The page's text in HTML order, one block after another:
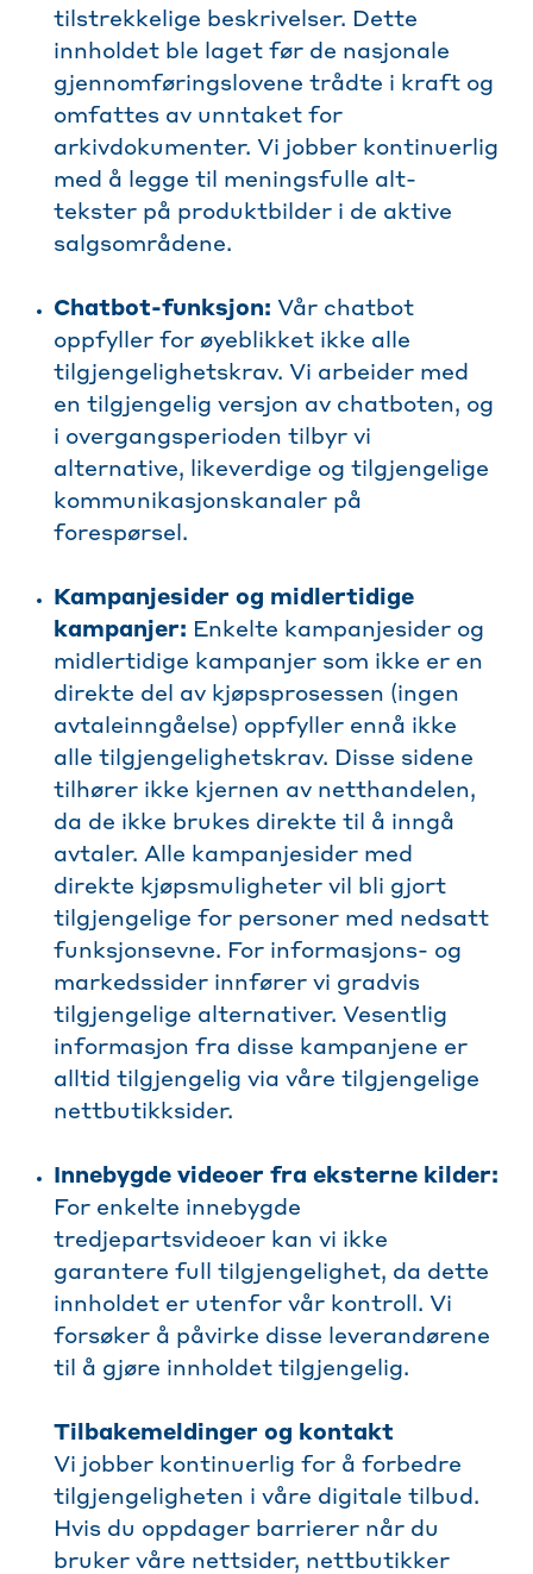
tilstrekkelige beskrivelser. Dette
innholdet ble laget før de nasjonale
gjennomføringslovene trådte i kraft og
omfattes av unntaket for
arkivdokumenter. Vi jobber kontinuerlig
med å legge til meningsfulle alt-
tekster på produktbilder i de aktive
salgsområdene.
Chatbot-funksjon: Vår chatbot
oppfyller for øyeblikket ikke alle
tilgjengelighetskrav. Vi arbeider med
en tilgjengelig versjon av chatboten, og
i overgangsperioden tilbyr vi
alternative, likeverdige og tilgjengelige
kommunikasjonskanaler på
forespørsel.
Kampanjesider og midlertidige
kampanjer: Enkelte kampanjesider og
midlertidige kampanjer som ikke er en
direkte del av kjøpsprosessen (ingen
avtaleinngåelse) oppfyller ennå ikke
alle tilgjengelighetskrav. Disse sidene
tilhører ikke kjernen av netthandelen,
da de ikke brukes direkte til å inngå
avtaler. Alle kampanjesider med
direkte kjøpsmuligheter vil bli gjort
tilgjengelige for personer med nedsatt
funksjonsevne. For informasjons- og
markedssider innfører vi gradvis
tilgjengelige alternativer. Vesentlig
informasjon fra disse kampanjene er
alltid tilgjengelig via våre tilgjengelige
nettbutikksider.
Innebygde videoer fra eksterne kilder:
For enkelte innebygde
tredjepartsvideoer kan vi ikke
garantere full tilgjengelighet, da dette
innholdet er utenfor vår kontroll. Vi
forsøker å påvirke disse leverandørene
til å gjøre innholdet tilgjengelig.
Tilbakemeldinger og kontakt
Vi jobber kontinuerlig for å forbedre
tilgjengeligheten i våre digitale tilbud.
Hvis du oppdager barrierer når du
bruker våre nettsider, nettbutikker